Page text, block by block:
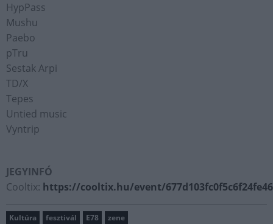
HypPass
Mushu
Paebo
pTru
Sestak Arpi
TD/X
Tepes
Untied music
Vyntrip
JEGYINFÓ
Cooltix: https://cooltix.hu/event/
Kultúra fesztivál E78 zene